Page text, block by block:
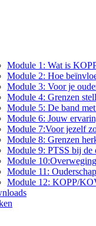
Module 1: Wat is
Module 2: Hoe
Module 3: Voor je
Module 4: Grenzen
Module 5: De band
Module 6: Jouw
Module 7:Voor jezelf
Module 8: Grenzen
Module 9: PTSS bij de
Module
Module 11:
Module 12: KOPP/